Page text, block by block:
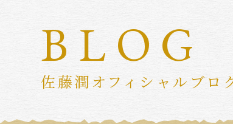
BLOG
佐藤潤オフィシャルブロ